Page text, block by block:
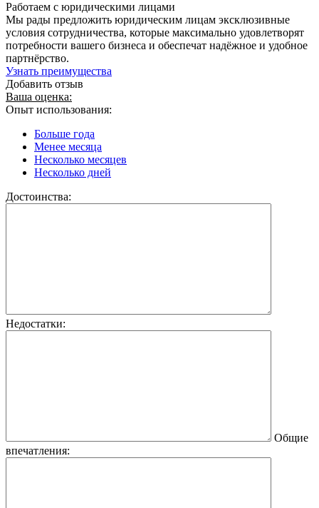
Работаем с юридическими лицами
Мы рады предложить юридическим лицам эксклюзивные
условия сотрудничества, которые максимально удовлетворят
потребности вашего бизнеса и обеспечат надёжное и удобное
партнёрство.
Узнать преимущества
Добавить отзыв
Ваша оценка:
Опыт использования:
Больше года
Менее месяца
Несколько месяцев
Несколько дней
Достоинства:
Недостатки:
Общие
впечатления: